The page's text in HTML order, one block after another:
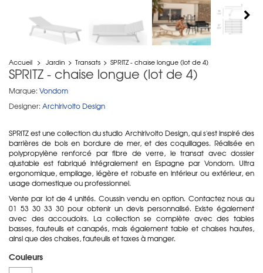
Accueil > Jardin > Transats > SPRITZ - chaise longue (lot de 4)
SPRITZ - chaise longue (lot de 4)
Marque: Vondom
Designer: Archirivolto Design
SPRITZ est une collection du studio Archirivolto Design, qui s'est inspiré des
barrières de bois en bordure de mer, et des coquillages. Réalisée en
polypropylène renforcé par fibre de verre, le transat avec dossier
ajustable est fabriqué intégralement en Espagne par Vondom. Ultra
ergonomique, empilage, légère et robuste en intérieur ou extérieur, en
usage domestique ou professionnel.
Vente par lot de 4 unités. Coussin vendu en option. Contactez nous au
01 53 30 33 30 pour obtenir un devis personnalisé. Existe également
avec des accoudoirs. La collection se complète avec des tables
basses, fauteuils et canapés, mais également table et chaises hautes,
ainsi que des chaises, fauteuils et taxes à manger.
Couleurs